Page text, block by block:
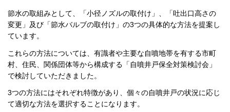
節水の取組みとして、「小径ノズルの取付け」、「吐出口高さの
変更」及び「節水バルブの取付け」の3つの具体的な方法を提案し
ています。
これらの方法については、有識者や主要な自噴地帯を有する市町
村、住民、関係団体等から構成する「自噴井戸保全対策検討会」
で検討していただきました。
3つの方法にはそれぞれ特徴があり、個々の自噴井戸の状況に応じ
て適切な方法を選択することになります。